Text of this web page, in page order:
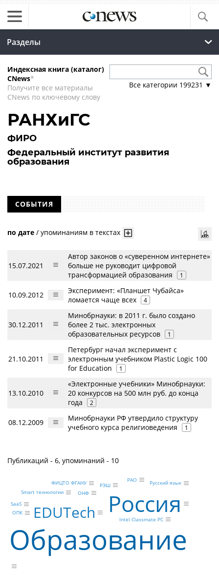
Разделы
Индексная книга (каталог)
CNews*
Получите все материалы
CNews по ключевому слову
Все категории 199231 ▼
РАНХиГС
ФИРО
Федеральный институт развития
образования
СОБЫТИЯ
по дате / упоминаниям в текстах
15.07.2021
Автор законов о «суверенном интернете»
больше не руководит цифровой
трансформацией образования
1
10.09.2012
Эксперимент: «Планшет Чубайса»
ломается чаще всех
4
30.12.2011
Минобрнауки: в 2011 г. было создано
более 2 тыс. электронных
образовательных ресурсов
1
21.10.2011
Петербург начал эксперимент с
электронным учебником Plastic Logic 100
for Education
1
13.10.2010
«Электронные учебники» Минобрнауки:
20 конкурсов на 500 млн руб. до конца
года
2
08.12.2009
Минобрнауки РФ утвердило структуру
учебного курса религиоведения
1
Публикаций - 6, упоминаний - 10
Образование
Россия
EDUTech
ОНФ
Smart технологии
SaaS
Intel Classmate PC
ОПК
Русский язык
РАО
РЭШ
ФИЦТО ФГАНУ